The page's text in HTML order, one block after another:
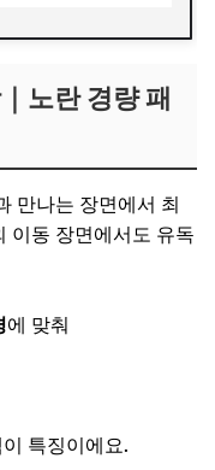
노란 경량 패
만나는 장면에서 최
이동 장면에서도 유독
에 맞춰
특징이에요.